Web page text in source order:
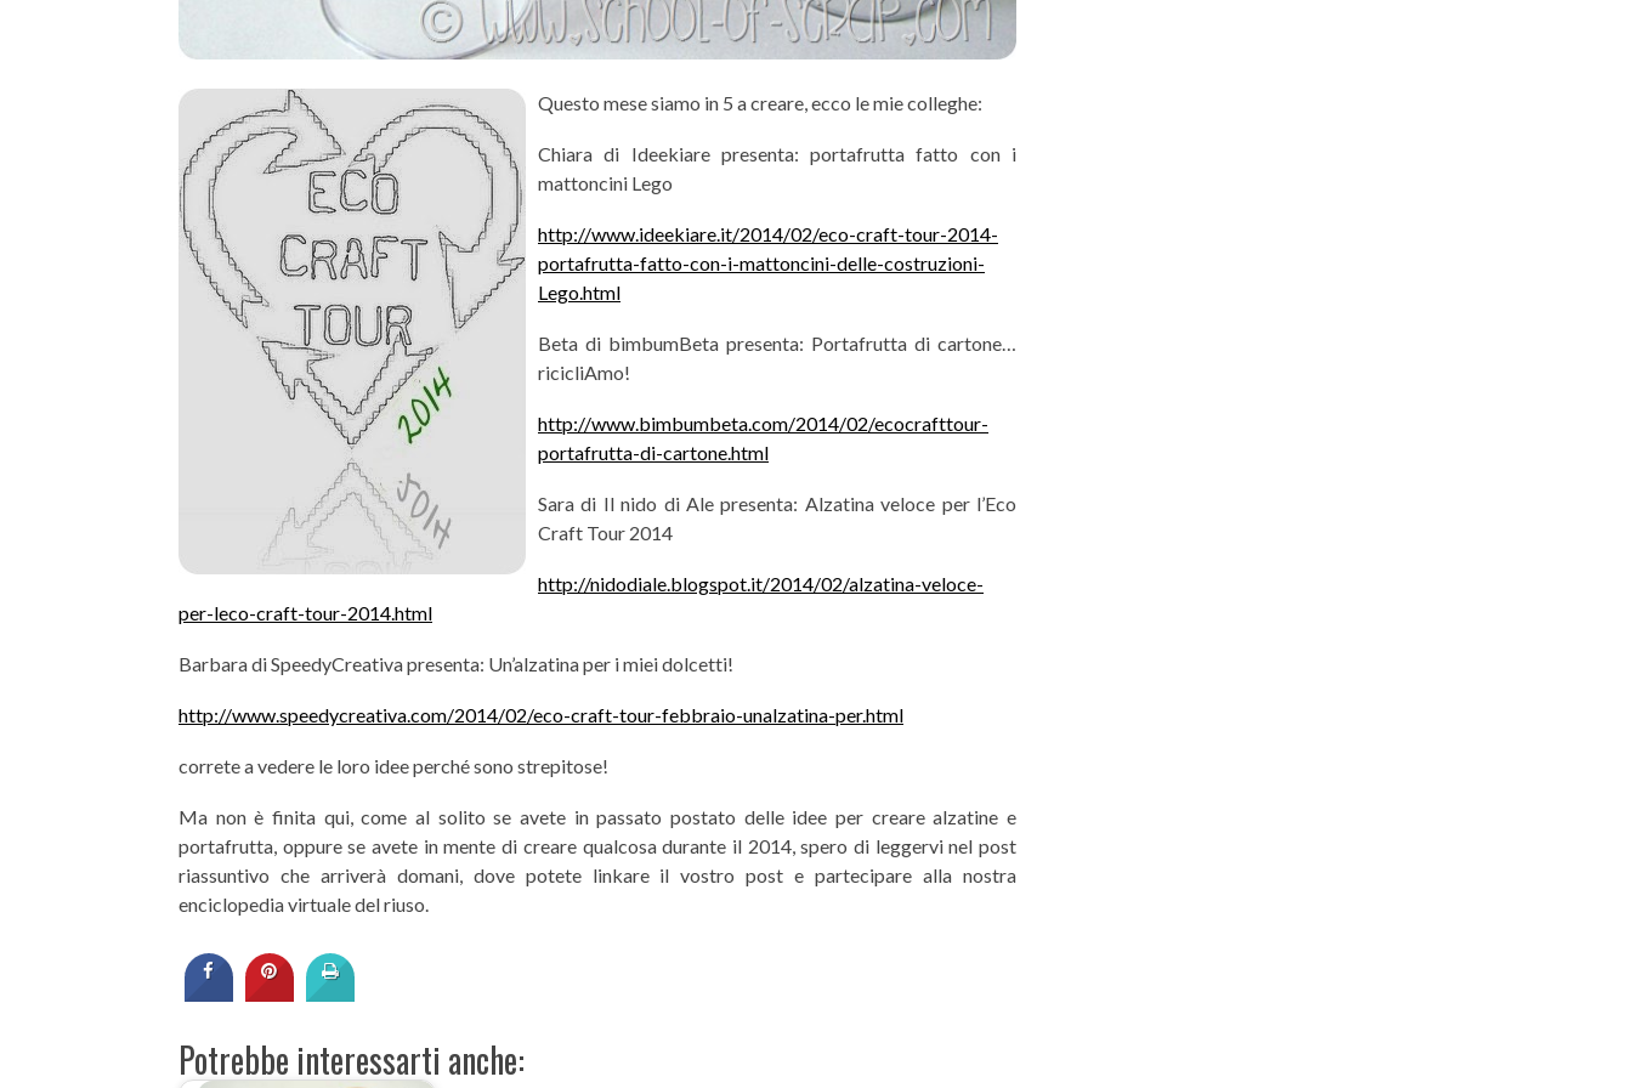
Questo mese siamo in 5 a creare, ecco le mie colleghe:
Chiara di Ideekiare presenta: portafrutta fatto con i
mattoncini Lego
http://www.ideekiare.it/2014/02/eco-craft-tour-2014-
portafrutta-fatto-con-i-mattoncini-delle-costruzioni-
Lego.html
Beta di bimbumBeta presenta: Portafrutta di cartone…
ricicliAmo!
http://www.bimbumbeta.com/2014/02/ecocrafttour-
portafrutta-di-cartone.html
Sara di Il nido di Ale presenta: Alzatina veloce per l’Eco
Craft Tour 2014
http://nidodiale.blogspot.it/2014/02/alzatina-veloce-
per-leco-craft-tour-2014.html
Barbara di SpeedyCreativa presenta: Un’alzatina per i miei dolcetti!
http://www.speedycreativa.com/2014/02/eco-craft-tour-febbraio-unalzatina-per.html
correte a vedere le loro idee perché sono strepitose!
Ma non è finita qui, come al solito se avete in passato postato delle idee per creare alzatine e
portafrutta, oppure se avete in mente di creare qualcosa durante il 2014, spero di leggervi nel post
riassuntivo che arriverà domani, dove potete linkare il vostro post e partecipare alla nostra
enciclopedia virtuale del riuso.
Potrebbe interessarti anche: